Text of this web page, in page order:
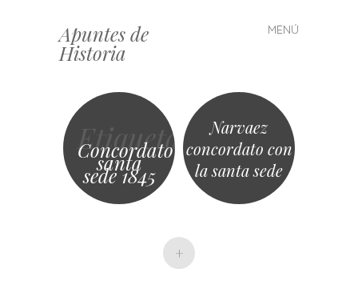
Apuntes de
Historia
MENÚ
Saltar
al
Etiqueta
Concordato
santa
sede 1845
Narvaez
concordato con
la santa sede
+